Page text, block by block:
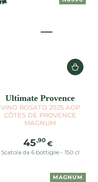
Ultimate Provence
VINO ROSATO 2025 AOP
CÔTES DE PROVENCE
MAGNUM
Prezzo
regolare
45,90 €
Scatola da 6 bottiglie - 150 cl
MAGNUM